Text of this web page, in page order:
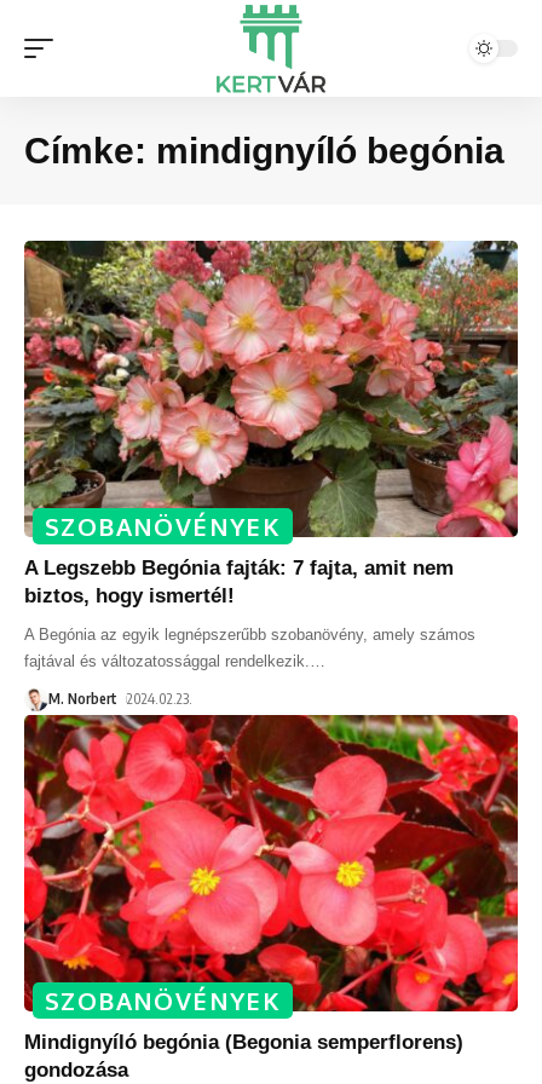
Címke: mindignyíló begónia
SZOBANÖVÉNYEK
A Legszebb Begónia fajták: 7 fajta, amit nem
biztos, hogy ismertél!
A Begónia az egyik legnépszerűbb szobanövény, amely számos
fajtával és változatossággal rendelkezik.
M. Norbert 2024.02.23.
SZOBANÖVÉNYEK
Mindignyíló begónia (Begonia semperflorens)
gondozása